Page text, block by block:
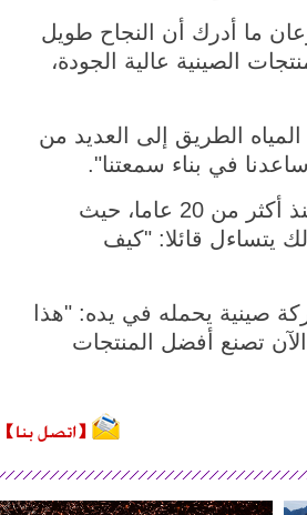
وسرعان ما أدرك أن النجاح طويل
الصينية عالية الجودة،
الطريق إلى العديد من
في بناء سمعتنا".
ومن خلال المعرض، يتابع أنيس اتجاهات الصناعة عن كثب نظرا لعمله في مجال العقارات منذ أكثر من 20 عاما، حيث
يتساءل قائلا: "كيف
صينية يحمله في يده: "هذا
تصنع أفضل المنتجات